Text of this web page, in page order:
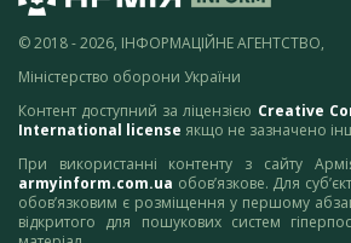
© 2018 - 2026, ІНФОРМАЦІЙНЕ АГЕНТСТВО,
Міністерство оборони України
Контент доступний за ліцензією Creative
International license якщо не зазначено
При використанні контенту з сайту
armyinform.com.ua обов’язкове. Для
обов’язковим є розміщення у першому
відкритого для пошукових систем